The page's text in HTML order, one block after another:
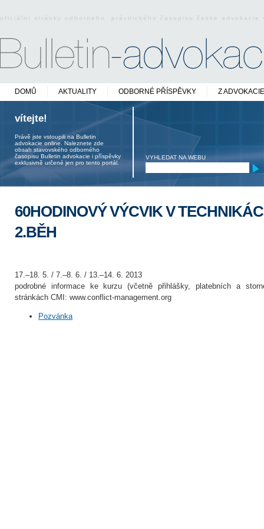
oficiální stránky odborného právnického časopisu české
DOMŮ AKTUALITY ODBORNÉ PŘÍSPĚVKY Z ADVOKACIE
vítejte!
Právě jste vstoupili na Bulletin
advokacie online. Naleznete zde
obsah stavovského odborného
časopisu Bulletin advokacie i příspěvky
exklusivně určené jen pro tento portál.
VYHLEDAT NA WEBU
60HODINOVÝ VÝCVIK V
2.BĚH
17.–18. 5. / 7.–8. 6. / 13.–14. 6. 2013
podrobné informace ke kurzu (včetně přihlášky, platebních a
stránkách CMI: www.conflict-management.org
Pozvánka